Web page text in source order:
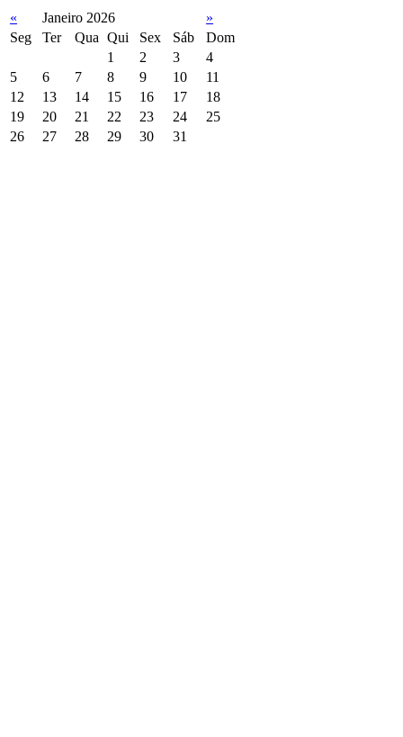
« Janeiro 2026
»
Seg
Ter Qua Qui Sex Sáb
Dom
1
2 3
4
5
6 7 8 9 10
11
12
13 14 15 16 17
18
19
20 21 22 23 24
25
26
27 28 29 30 31